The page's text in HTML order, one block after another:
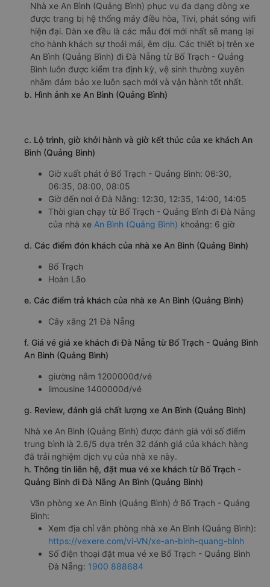
Nhà xe An Bình (Quảng Bình) phục vụ đa dạng dòng xe
được trang bị hệ thống máy điều hòa, Tivi, phát sóng wifi
hiện đại. Dàn xe đều là các mẫu đời mới nhất sẽ mang lại
cho hành khách sự thoải mái, êm dịu. Các thiết bị trên xe
An Bình (Quảng Bình) đi Đà Nẵng từ Bố Trạch - Quảng
Bình luôn được kiểm tra định kỳ, vệ sinh thường xuyên
nhằm đảm bảo xe luôn sạch mới và vận hành tốt nhất.
b. Hình ảnh xe An Bình (Quảng Bình)
c. Lộ trình, giờ khởi hành và giờ kết thúc của xe khách An
Bình (Quảng Bình)
Giờ xuất phát ở Bố Trạch - Quảng Bình: 06:30,
06:35, 08:00, 08:05
Giờ đến nơi ở Đà Nẵng: 12:30, 12:35, 14:00, 14:05
Thời gian chạy từ Bố Trạch - Quảng Bình đi Đà Nẵng
của nhà xe An Bình (Quảng Bình) khoảng: 6 giờ
d. Các điểm đón khách của nhà xe An Bình (Quảng Bình)
Bố Trạch
Hoàn Lão
e. Các điểm trả khách của nhà xe An Bình (Quảng Bình)
Cây xăng 21 Đà Nẵng
f. Giá vé giá xe khách đi Đà Nẵng từ Bố Trạch - Quảng Bình
An Bình (Quảng Bình)
giường nằm 1200000đ/vé
limousine 1400000đ/vé
g. Review, đánh giá chất lượng xe An Bình (Quảng Bình)
Nhà xe An Bình (Quảng Bình) được đánh giá với số điểm
trung bình là 2.6/5 dựa trên 32 đánh giá của khách hàng
đã trải nghiệm dịch vụ của nhà xe này.
h. Thông tin liên hệ, đặt mua vé xe khách từ Bố Trạch -
Quảng Bình đi Đà Nẵng An Bình (Quảng Bình)
Văn phòng xe An Bình (Quảng Bình) ở Bố Trạch - Quảng
Bình:
Xem địa chỉ văn phòng nhà xe An Bình (Quảng Bình):
https://vexere.com/vi-VN/xe-an-binh-quang-binh
Số điện thoại đặt mua vé xe Bố Trạch - Quảng Bình
Đà Nẵng: 1900 888684